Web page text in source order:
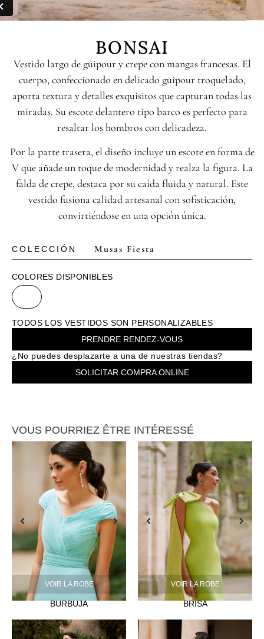
BONSAI
Vestido largo de guipour y crepe con mangas francesas. El
cuerpo, confeccionado en delicado guipour troquelado,
aporta textura y detalles exquisitos que capturan todas las
miradas. Su escote delantero tipo barco es perfecto para
resaltar los hombros con delicadeza.
Por la parte trasera, el diseño incluye un escote en forma de
V que añade un toque de modernidad y realza la figura. La
falda de crepe, destaca por su caída fluida y natural. Este
vestido fusiona calidad artesanal con sofisticación,
convirtiéndose en una opción única.
COLECCIÓN Musas Fiesta
COLORES DISPONIBLES
TODOS LOS VESTIDOS SON PERSONALIZABLES
PRENDRE RENDEZ-VOUS
¿No puedes desplazarte a una de nuestras tiendas?
SOLICITAR COMPRA ONLINE
VOUS POURRIEZ ÊTRE INTÉRESSÉ
VOIR LA ROBE
BURBUJA
VOIR LA ROBE
BRISA